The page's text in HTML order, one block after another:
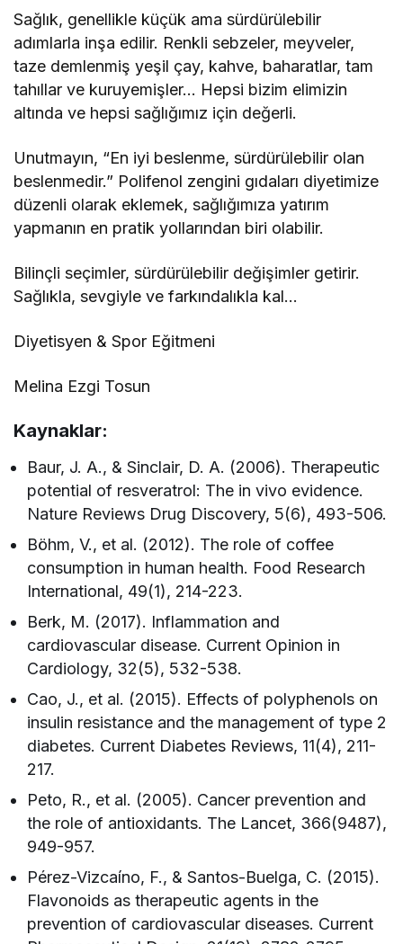
Sağlık, genellikle küçük ama sürdürülebilir
adımlarla inşa edilir. Renkli sebzeler, meyveler,
taze demlenmiş yeşil çay, kahve, baharatlar, tam
tahıllar ve kuruyemişler… Hepsi bizim elimizin
altında ve hepsi sağlığımız için değerli.
Unutmayın, “En iyi beslenme, sürdürülebilir olan
beslenmedir.” Polifenol zengini gıdaları diyetimize
düzenli olarak eklemek, sağlığımıza yatırım
yapmanın en pratik yollarından biri olabilir.
Bilinçli seçimler, sürdürülebilir değişimler getirir.
Sağlıkla, sevgiyle ve farkındalıkla kal…
Diyetisyen & Spor Eğitmeni
Melina Ezgi Tosun
Kaynaklar:
Baur, J. A., & Sinclair, D. A. (2006). Therapeutic
potential of resveratrol: The in vivo evidence.
Nature Reviews Drug Discovery, 5(6), 493-506.
Böhm, V., et al. (2012). The role of coffee
consumption in human health. Food Research
International, 49(1), 214-223.
Berk, M. (2017). Inflammation and
cardiovascular disease. Current Opinion in
Cardiology, 32(5), 532-538.
Cao, J., et al. (2015). Effects of polyphenols on
insulin resistance and the management of type 2
diabetes. Current Diabetes Reviews, 11(4), 211-
217.
Peto, R., et al. (2005). Cancer prevention and
the role of antioxidants. The Lancet, 366(9487),
949-957.
Pérez-Vizcaíno, F., & Santos-Buelga, C. (2015).
Flavonoids as therapeutic agents in the
prevention of cardiovascular diseases. Current